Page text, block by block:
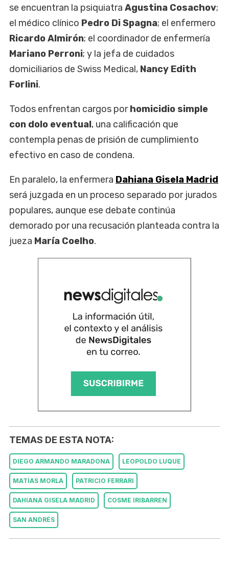
se encuentran la psiquiatra Agustina Cosachov;
el médico clínico Pedro Di Spagna; el enfermero
Ricardo Almirón; el coordinador de enfermería
Mariano Perroni; y la jefa de cuidados
domiciliarios de Swiss Medical, Nancy Edith
Forlini.
Todos enfrentan cargos porhomicidio simple
con dolo eventual, una calificación que
contempla penas de prisión de cumplimiento
efectivo en caso de condena.
En paralelo, la enfermera Dahiana Gisela Madrid
será juzgada en un proceso separado por jurados
populares, aunque ese debate continúa
demorado por una recusación planteada contra la
jueza María Coelho.
TEMAS DE ESTA NOTA:
DIEGO ARMANDO MARADONA LEOPOLDO LUQUE
MATÍAS MORLA PATRICIO FERRARI
DAHIANA GISELA MADRID COSME IRIBARREN
SAN ANDRÉS